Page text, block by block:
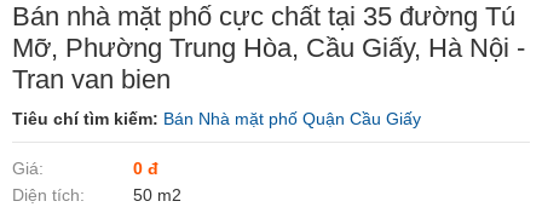
Bán nhà mặt phố cực chất tại 35 đường Tú
Mỡ, Phường Trung Hòa, Cầu Giấy, Hà Nội -
Tran van bien
Tiêu chí tìm kiếm: Bán Nhà mặt phố Quận Cầu Giấy
Giá:
0 đ
Diện tích:
50 m2